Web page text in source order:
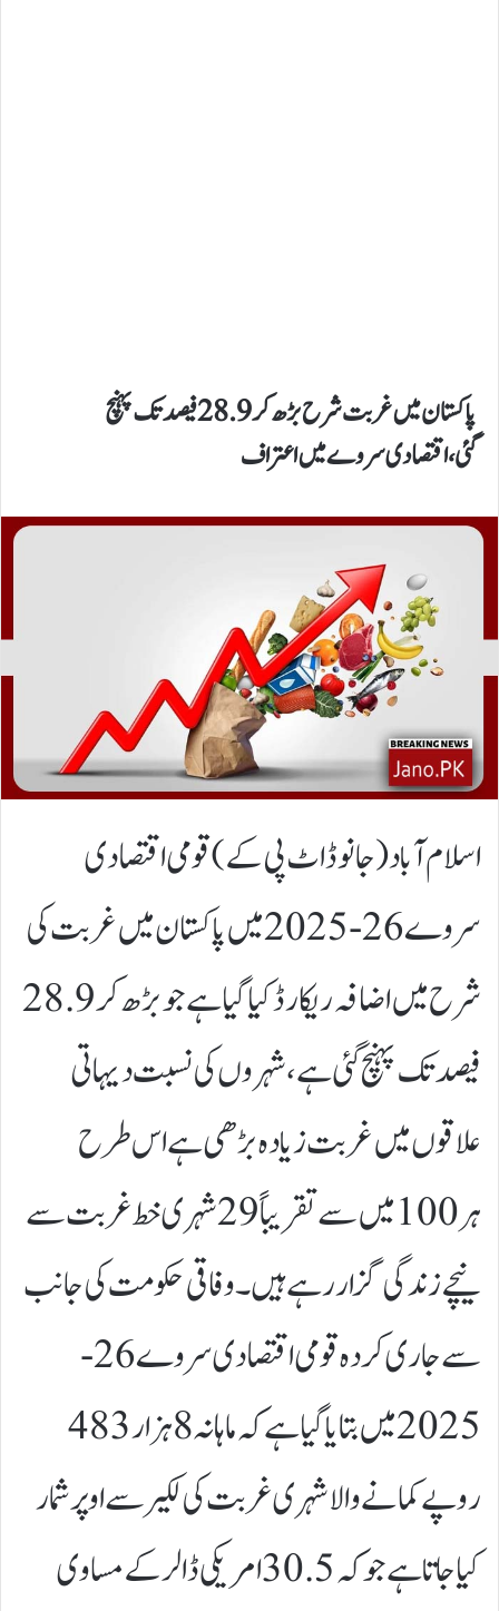
پاکستان میں غربت شرح بڑھ کر28.9فیصد تک پہنچ
گئی،اقتصادی سروے میں اعتراف
اسلام آباد(جانوڈاٹ پی کے)قومی اقتصادی
سروے 26-2025 میں پاکستان میں غربت کی
شرح میں اضافہ ریکارڈ کیا گیا ہے جو بڑھ کر 28.9
فیصد تک پہنچ گئی ہے، شہروں کی نسبت دیہاتی
علاقوں میں غربت زیادہ بڑھی ہے اس طرح
ہر 100 میں سے تقریباً 29 شہری خط غربت سے
نیچے زندگی گزار رہے ہیں۔وفاقی حکومت کی جانب
سے جاری کردہ قومی اقتصادی سروے 26-
2025 میں بتایا گیا ہے کہ ماہانہ 8 ہزار 483
روپے کمانے والا شہری غربت کی لکیر سے اوپر شمار
کیا جاتا ہے جو کہ 30.5 امریکی ڈالر کے مساوی